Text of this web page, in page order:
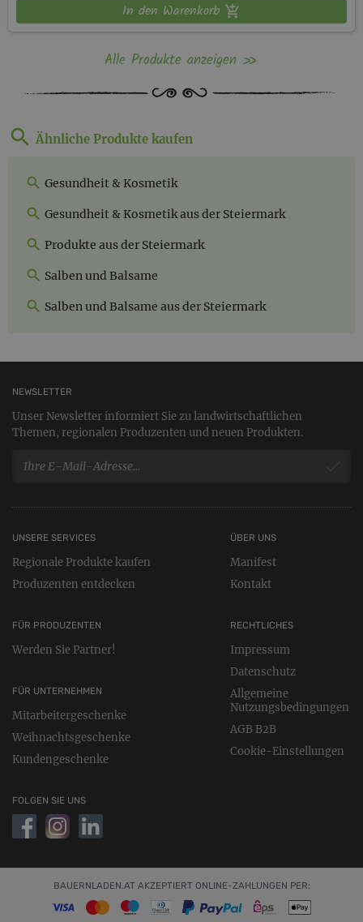
In den Warenkorb
Alle Produkte anzeigen
Ähnliche Produkte kaufen
Gesundheit & Kosmetik
Gesundheit & Kosmetik aus der Steiermark
Produkte aus der Steiermark
Salben und Balsame
Salben und Balsame aus der Steiermark
NEWSLETTER
Unser Newsletter informiert Sie zu landwirtschaftlichen
Themen, regionalen Produzenten und neuen Produkten.
UNSERE SERVICES
Regionale Produkte kaufen
Produzenten entdecken
FÜR PRODUZENTEN
Werden Sie Partner!
FÜR UNTERNEHMEN
Mitarbeitergeschenke
Weihnachtsgeschenke
Kundengeschenke
RECHTLICHES
Impressum
Datenschutz
Allgemeine
Nutzungsbedingungen
AGB B2B
Cookie-Einstellungen
ÜBER UNS
Manifest
Kontakt
FOLGEN SIE UNS
BAUERNLADEN.AT AKZEPTIERT ONLINE-ZAHLUNGEN PER: